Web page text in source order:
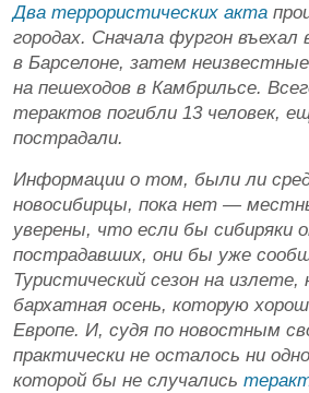
Два террористических акта
городах. Сначала фургон
в Барселоне, затем
на пешеходов в Камбрильсе.
терактов погибли 13 человек,
пострадали.
Информации о том, были ли
новосибирцы, пока нет —
уверены, что если бы сибиряки
пострадавших, они бы уже
Туристический сезон на излете,
бархатная осень, которую
Европе. И, судя по новостным
практически не осталось ни
которой бы не случались